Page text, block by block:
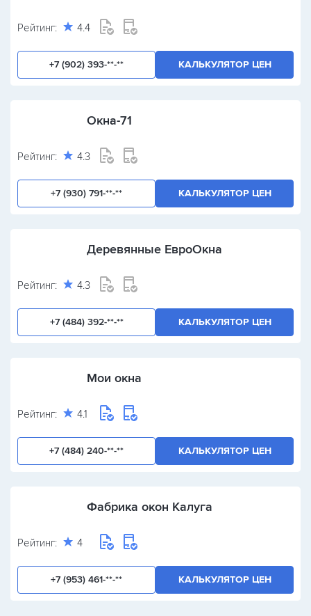
Рейтинг: 4.4
+7 (902) 393-**-** КАЛЬКУЛЯТОР ЦЕН
Окна-71
Рейтинг: 4.3
+7 (930) 791-**-** КАЛЬКУЛЯТОР ЦЕН
Деревянные ЕвроОкна
Рейтинг: 4.3
+7 (484) 392-**-** КАЛЬКУЛЯТОР ЦЕН
Мои окна
Рейтинг: 4.1
+7 (484) 240-**-** КАЛЬКУЛЯТОР ЦЕН
Фабрика окон Калуга
Рейтинг: 4
+7 (953) 461-**-** КАЛЬКУЛЯТОР ЦЕН